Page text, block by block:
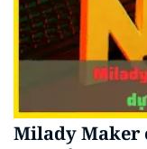
Milady Maker